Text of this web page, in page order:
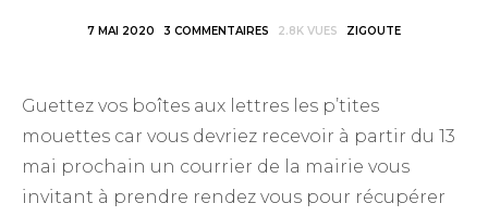
7 MAI 2020 3 COMMENTAIRES 2.8K VUES ZIGOUTE
Guettez vos boîtes aux lettres les p’tites
mouettes car vous devriez recevoir à partir du 13
mai prochain un courrier de la mairie vous
invitant à prendre rendez vous pour récupérer